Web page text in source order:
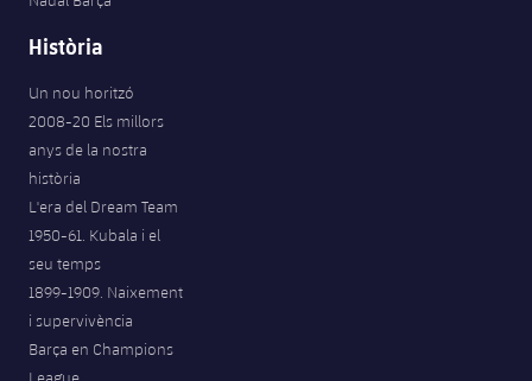
Història
Un nou horitzó
2008-20 Els millors
anys de la nostra
història
L'era del Dream Team
1950-61. Kubala i el
seu temps
1899-1909. Naixement
i supervivència
Barça en Champions